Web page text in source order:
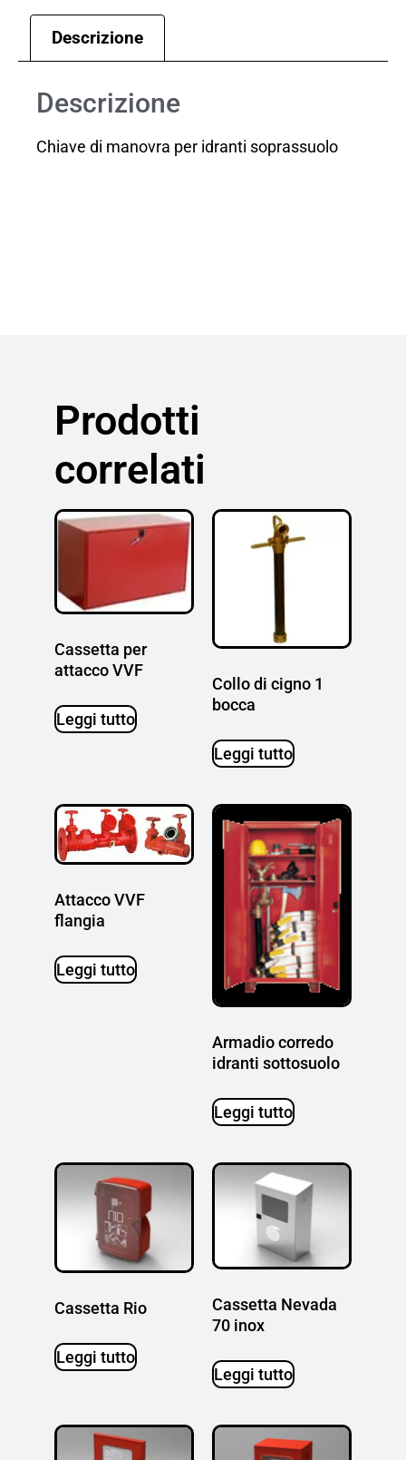
Descrizione
Descrizione
Chiave di manovra per idranti soprassuolo
Prodotti
correlati
Cassetta per
attacco VVF
Leggi tutto
Collo di cigno 1
bocca
Leggi tutto
Attacco VVF
flangia
Leggi tutto
Armadio corredo
idranti sottosuolo
Leggi tutto
Cassetta Rio
Leggi tutto
Cassetta Nevada
70 inox
Leggi tutto